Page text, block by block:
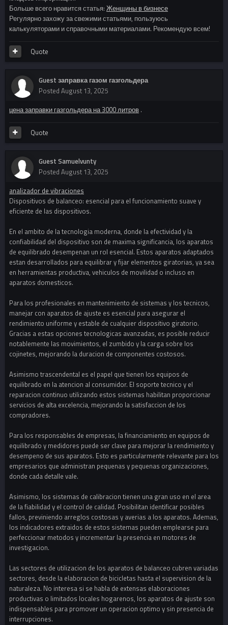
Больше всего нравится статья: Женщины в бизнесе
Регулярно захожу за свежими статьями, пользуюсь
калькуляторами и справочными материалами. Рекомендую всем!
Quote
Guest заправка газом газгольдера
Posted August 13, 2025
цена заправки газгольдера на 3000 литров .
Quote
Guest Samuelvunty
Posted August 13, 2025
analizador de vibraciones
Dispositivos de balanceo: esencial para el funcionamiento suave y
eficiente de las dispositivos.
En el ambito de la tecnologia moderna, donde la efectividad y la
confiabilidad del dispositivo son de maxima significancia, los aparatos
de equilibrado desempenan un rol esencial. Estos aparatos adaptados
estan desarrollados para equilibrar y fijar elementos giratorias, ya sea
en herramientas productiva, vehiculos de movilidad o incluso en
aparatos domesticos.
Para los profesionales en mantenimiento de sistemas y los tecnicos,
manejar con aparatos de ajuste es esencial para asegurar el
rendimiento uniforme y estable de cualquier dispositivo giratorio.
Gracias a estas opciones tecnologicas avanzadas, es posible reducir
notablemente las movimientos, el zumbido y la carga sobre los
cojinetes, mejorando la duracion de componentes costosos.
Asimismo trascendental es el papel que tienen los equipos de
equilibrado en la atencion al consumidor. El soporte tecnico y el
reparacion continuo utilizando estos sistemas habilitan proporcionar
servicios de alta excelencia, mejorando la satisfaccion de los
compradores.
Para los responsables de empresas, la financiamiento en equipos de
equilibrado y medidores puede ser clave para mejorar la rendimiento y
desempeno de sus aparatos. Esto es particularmente relevante para los
empresarios que administran pequenas y pequenas organizaciones,
donde cada detalle vale.
Asimismo, los sistemas de calibracion tienen una gran uso en el area
de la fiabilidad y el control de calidad. Posibilitan identificar posibles
fallos, previniendo arreglos costosas y averias a los aparatos. Ademas,
los indicadores extraidos de estos sistemas pueden emplearse para
perfeccionar metodos y incrementar la presencia en motores de
investigacion.
Las sectores de utilizacion de los aparatos de balanceo cubren variadas
sectores, desde la elaboracion de bicicletas hasta el supervision de la
naturaleza. No interesa si se habla de extensas elaboraciones
productivas o limitados locales hogarenos, los aparatos de ajuste son
indispensables para promover un operacion optimo y sin presencia de
interrupciones.